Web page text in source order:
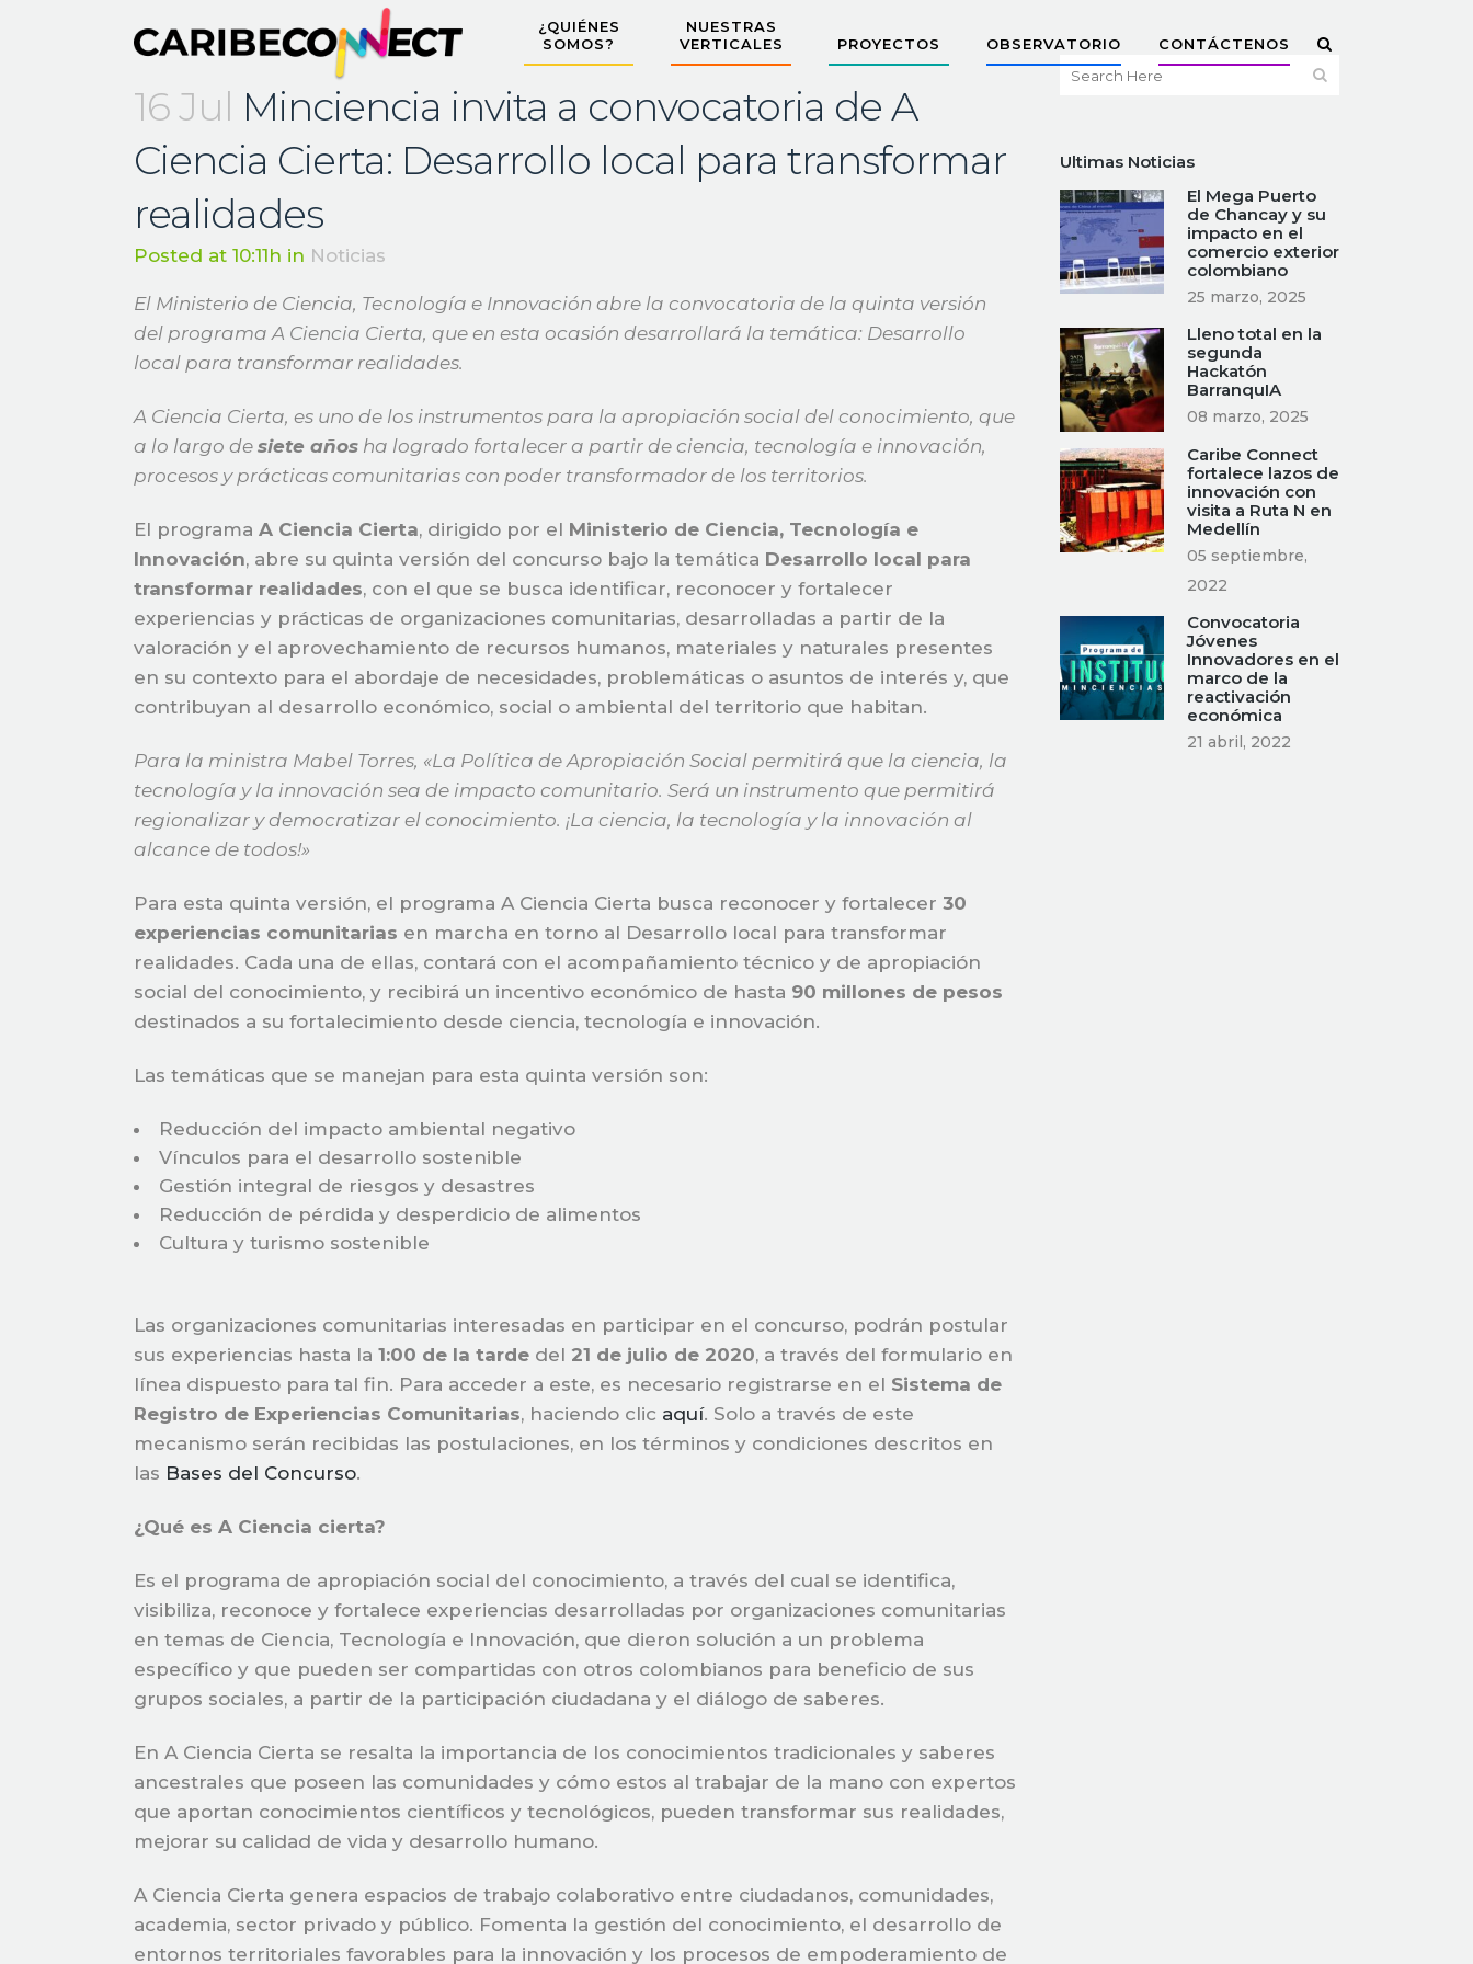
¿QUIÉNES
SOMOS?
NUESTRAS
VERTICALES
PROYECTOS OBSERVATORIO CONTÁCTENOS
16 Jul Minciencia invita a convocatoria de A
Ciencia Cierta: Desarrollo local para transformar
realidades
Posted at 10:11h in Noticias
El Ministerio de Ciencia, Tecnología e Innovación abre la convocatoria de la quinta versión
del programa A Ciencia Cierta, que en esta ocasión desarrollará la temática: Desarrollo
local para transformar realidades.
A Ciencia Cierta, es uno de los instrumentos para la apropiación social del conocimiento, que
a lo largo de siete años ha logrado fortalecer a partir de ciencia, tecnología e innovación,
procesos y prácticas comunitarias con poder transformador de los territorios.
El programa A Ciencia Cierta, dirigido por el Ministerio de Ciencia, Tecnología e
Innovación, abre su quinta versión del concurso bajo la temática Desarrollo local para
transformar realidades, con el que se busca identificar, reconocer y fortalecer
experiencias y prácticas de organizaciones comunitarias, desarrolladas a partir de la
valoración y el aprovechamiento de recursos humanos, materiales y naturales presentes
en su contexto para el abordaje de necesidades, problemáticas o asuntos de interés y, que
contribuyan al desarrollo económico, social o ambiental del territorio que habitan.
Para la ministra Mabel Torres, «La Política de Apropiación Social permitirá que la ciencia, la
tecnología y la innovación sea de impacto comunitario. Será un instrumento que permitirá
regionalizar y democratizar el conocimiento. ¡La ciencia, la tecnología y la innovación al
alcance de todos!»
Para esta quinta versión, el programa A Ciencia Cierta busca reconocer y fortalecer 30
experiencias comunitarias en marcha en torno al Desarrollo local para transformar
realidades. Cada una de ellas, contará con el acompañamiento técnico y de apropiación
social del conocimiento, y recibirá un incentivo económico de hasta 90 millones de pesos
destinados a su fortalecimiento desde ciencia, tecnología e innovación.
Las temáticas que se manejan para esta quinta versión son:
Reducción del impacto ambiental negativo
Vínculos para el desarrollo sostenible
Gestión integral de riesgos y desastres
Reducción de pérdida y desperdicio de alimentos
Cultura y turismo sostenible
Las organizaciones comunitarias interesadas en participar en el concurso, podrán postular
sus experiencias hasta la 1:00 de la tarde del 21 de julio de 2020, a través del formulario en
línea dispuesto para tal fin. Para acceder a este, es necesario registrarse en el Sistema de
Registro de Experiencias Comunitarias, haciendo clic aquí. Solo a través de este
mecanismo serán recibidas las postulaciones, en los términos y condiciones descritos en
las Bases del Concurso.
¿Qué es A Ciencia cierta?
Es el programa de apropiación social del conocimiento, a través del cual se identifica,
visibiliza, reconoce y fortalece experiencias desarrolladas por organizaciones comunitarias
en temas de Ciencia, Tecnología e Innovación, que dieron solución a un problema
específico y que pueden ser compartidas con otros colombianos para beneficio de sus
grupos sociales, a partir de la participación ciudadana y el diálogo de saberes.
En A Ciencia Cierta se resalta la importancia de los conocimientos tradicionales y saberes
ancestrales que poseen las comunidades y cómo estos al trabajar de la mano con expertos
que aportan conocimientos científicos y tecnológicos, pueden transformar sus realidades,
mejorar su calidad de vida y desarrollo humano.
A Ciencia Cierta genera espacios de trabajo colaborativo entre ciudadanos, comunidades,
academia, sector privado y público. Fomenta la gestión del conocimiento, el desarrollo de
entornos territoriales favorables para la innovación y los procesos de empoderamiento de
Ultimas Noticias
El Mega Puerto
de Chancay y su
impacto en el
comercio exterior
colombiano
25 marzo, 2025
Lleno total en la
segunda
Hackatón
BarranquIA
08 marzo, 2025
Caribe Connect
fortalece lazos de
innovación con
visita a Ruta N en
Medellín
05 septiembre,
2022
Convocatoria
Jóvenes
Innovadores en el
marco de la
reactivación
económica
21 abril, 2022